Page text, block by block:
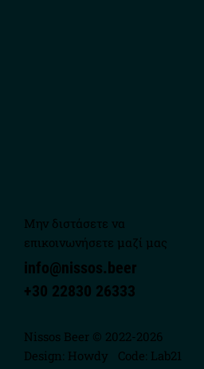
Μην διστάσετε να
επικοινωνήσετε μαζί μας
info@nissos.beer
+30 22830 26333
Nissos Beer © 2022-2026
Design: Howdy Code: Lab21